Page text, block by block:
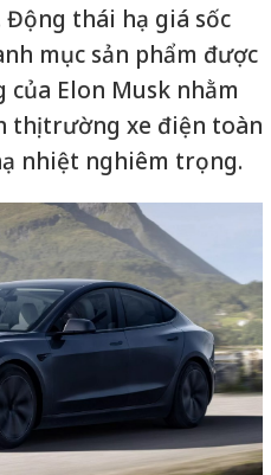
thái hạ giá sốc
mục sản phẩm được
Elon Musk nhằm
thị trường xe điện toàn
nhiệt nghiêm trọng.